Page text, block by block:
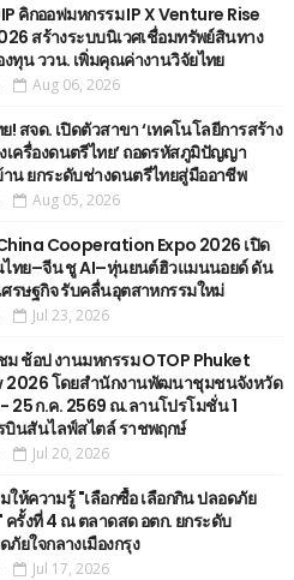
คิกออฟมหกรรม IP X Venture Rise
สร้างระบบนิเวศเชื่อมทรัพย์สินทาง
ทุน ววน. เพิ่มคุณค่างานวิจัยไทย
Aug 06, 2026
! สจด. เปิดตัวสาขา ‘เทคโนโลยีการสร้าง
เครื่องดนตรีไทย’ ​ถอดรหัสภูมิปัญญา
น ยกระดับช่างดนตรีไทยสู่มืออาชีพ
Aug 05, 2026
Cooperation Expo 2026 เปิด
ไทย–จีน ชู AI–หุ่นยนต์ฮิวแมนนอยด์ ดัน
รษฐกิจ รับคลื่นอุตสาหกรรมใหม่
Jul 23, 2026
ช้อป งานมหกรรม OTOP Phuket
2026 โดยสำนักงานพัฒนาชุมชนจังหวัด
- 25 ก.ค. 2569 ณ.ลานโปรโมชั่น 1
บินสันไลฟ์สไตล์ ราชพฤกษ์
Jul 20, 2026
ให้ความรู้ "เลือกซื้อ เลือกกิน ปลอดภัย
ครั้งที่ 4 ณ ตลาดสด อตก. ยกระดับ
ยใจกลางเมืองกรุง
Jul 17, 2026